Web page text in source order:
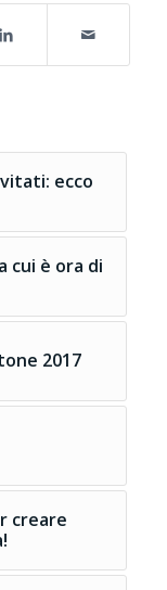
ecco
cui è ora di
2017
creare